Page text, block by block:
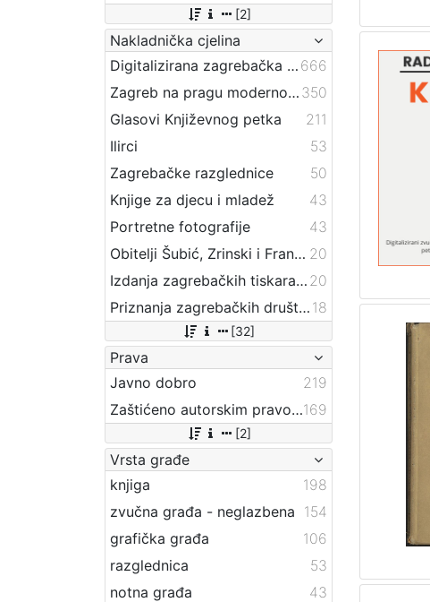
[2]
Nakladnička cjelina
Digitalizirana zagrebačka baština 666
Zagreb na pragu modernog doba 350
Glasovi Književnog petka
211
Ilirci
53
Zagrebačke razglednice
50
Knjige za djecu i mladež
43
Portretne fotografije
43
Obitelji Šubić, Zrinski i Frankopan 20
Izdanja zagrebačkih tiskara 17. i 18. stoljeća 20
Priznanja zagrebačkih društava 18
[32]
Prava
Javno dobro
219
Zaštićeno autorskim pravom169
[2]
Vrsta građe
knjiga
198
zvučna građa - neglazbena 154
grafička građa
106
razglednica
53
notna građa
43